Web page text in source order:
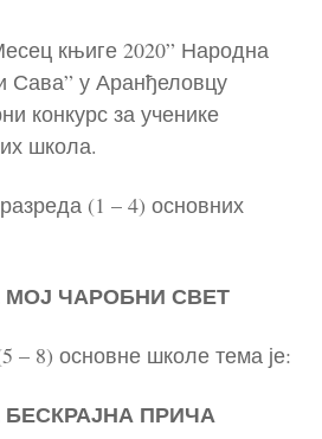
књиге 2020” Народна
Сава” у Аранђеловцу
конкурс за ученике
школа.
(1 – 4) основних
МОЈ ЧАРОБНИ СВЕТ
– 8) основне школе тема је:
ПРИЧА